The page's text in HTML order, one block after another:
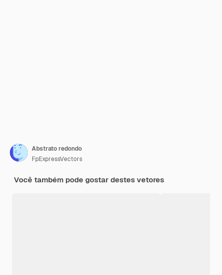
Abstrato redondo
FpExpressVectors
Você também pode gostar destes vetores